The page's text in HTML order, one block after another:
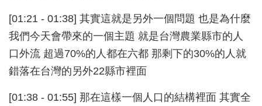
[01:21 - 01:38] 其實這就是另外一個問題 也是為什麼
我們今天會帶來的一個主題 就是台灣農業縣市的人
口外流 超過70%的人都在六都 那剩下的30%的人就
錯落在台灣的另外22縣市裡面
[01:38 - 01:55] 那在這樣一個人口的結構裡面 其實全